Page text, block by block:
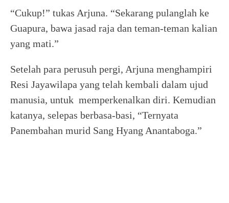
“Cukup!” tukas Arjuna. “Sekarang pulanglah ke
Guapura, bawa jasad raja dan teman-teman kalian
yang mati.”
Setelah para perusuh pergi, Arjuna menghampiri
Resi Jayawilapa yang telah kembali dalam ujud
manusia, untuk memperkenalkan diri. Kemudian
katanya, selepas berbasa-basi, “Ternyata
Panembahan murid Sang Hyang Anantaboga.”